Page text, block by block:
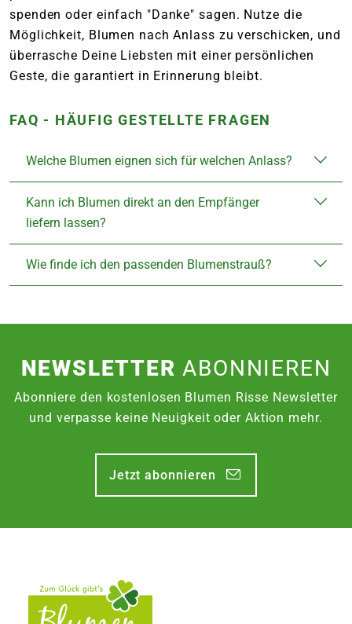
spenden oder einfach "Danke" sagen. Nutze die
Möglichkeit, Blumen nach Anlass zu verschicken, und
überrasche Deine Liebsten mit einer persönlichen
Geste, die garantiert in Erinnerung bleibt.
FAQ - HÄUFIG GESTELLTE FRAGEN
Welche Blumen eignen sich für welchen Anlass?
Kann ich Blumen direkt an den Empfänger
liefern lassen?
Wie finde ich den passenden Blumenstrauß?
NEWSLETTERABONNIEREN
Abonniere den kostenlosen Blumen Risse Newsletter
und verpasse keine Neuigkeit oder Aktion mehr.
Jetzt abonnieren